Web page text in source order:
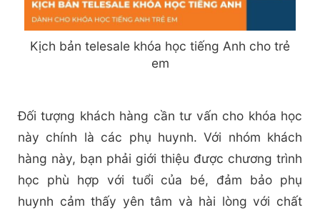
Kịch bản telesale khóa học tiếng Anh cho trẻ
em
Đối tượng khách hàng cần tư vấn cho khóa học
này chính là các phụ huynh. Với nhóm khách
hàng này, bạn phải giới thiệu được chương trình
học phù hợp với tuổi của bé, đảm bảo phụ
huynh cảm thấy yên tâm và hài lòng với chất